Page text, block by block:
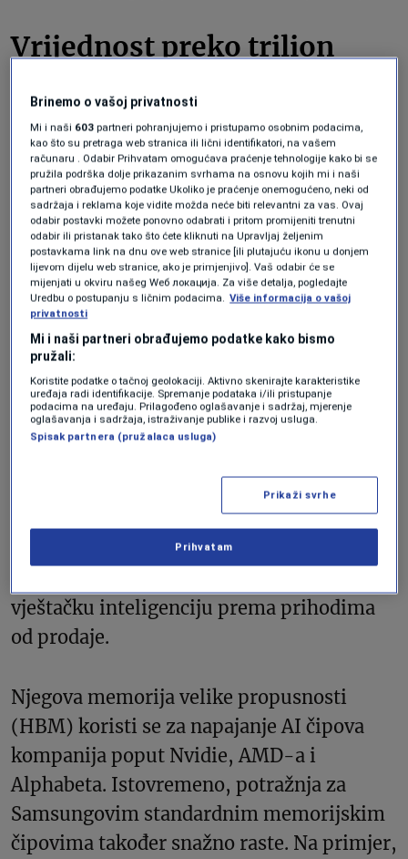
Vrijednost preko trilion
dolara
Boo-jin je predsjednik i izvršni direktor
hotela Shilla, jednog od vodećih luksuznih
hotela i konferencijskih centara u Seulu.
Seo-hyun vodi strateško planiranje u
Samsung C&T, kompaniji koja djeluje kao
de facto holding kompanija Samsung
grupe. Hong Ra-hee je bio direktor
Samsungovog Muzeja umjetnosti Leeum i
Muzeja Ho-Am prije nego što je odstupio s
dužnosti 2017. godine.
udjela u kompaniji Samsung Electronics,
čije su dionice porasle pet puta u protekloj
godini. Samsung je najveći svjetski
vještačku inteligenciju prema prihodima
od prodaje.
Njegova memorija velike propusnosti
(HBM) koristi se za napajanje AI čipova
kompanija poput Nvidie, AMD-a i
Alphabeta. Istovremeno, potražnja za
Samsungovim standardnim memorijskim
čipovima također snažno raste. Na primjer,
Brinemo o vašoj privatnosti
Mi i naši 603 partneri pohranjujemo i pristupamo osobnim podacima,
kao što su pretraga web stranica ili lični identifikatori, na vašem
računaru . Odabir Prihvatam omogućava praćenje tehnologije kako bi se
pružila podrška dolje prikazanim svrhama na osnovu kojih mi i naši
partneri obrađujemo podatke Ukoliko je praćenje onemogućeno, neki od
sadržaja i reklama koje vidite možda neće biti relevantni za vas. Ovaj
odabir postavki možete ponovno odabrati i pritom promijeniti trenutni
odabir ili pristanak tako što ćete kliknuti na Upravljaj željenim
postavkama link na dnu ove web stranice [ili plutajuću ikonu u donjem
lijevom dijelu web stranice, ako je primjenjivo]. Vaš odabir će se
mijenjati u okviru našeg Wеб локација. Za više detalja, pogledajte
Uredbu o postupanju s ličnim podacima. Više informacija o vašoj
privatnosti
Mi i naši partneri obrađujemo podatke kako bismo
pružali:
Koristite podatke o tačnoj geolokaciji. Aktivno skenirajte karakteristike
uređaja radi identifikacije. Spremanje podataka i/ili pristupanje
podacima na uređaju. Prilagođeno oglašavanje i sadržaj, mjerenje
oglašavanja i sadržaja, istraživanje publike i razvoj usluga.
Spisak partnera (pružalaca usluga)
Prikaži svrhe
Prihvatam